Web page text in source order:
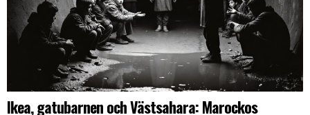
Ikea, gatubarnen och Västsahara: Marockos